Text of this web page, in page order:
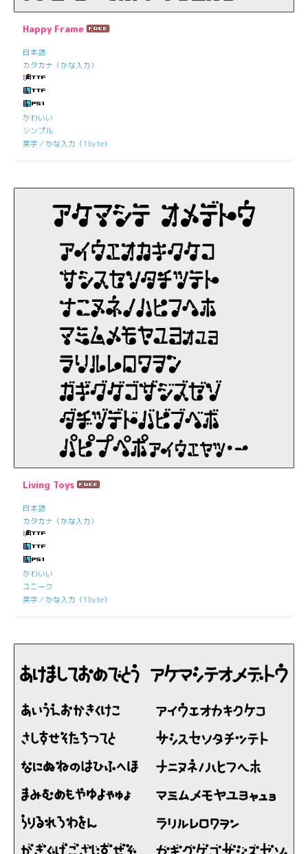
Happy Frame
日本語
カタカナ（かな入力）
かわいい
シンプル
英字／かな入力（1byte）
Living Toys
日本語
カタカナ（かな入力）
かわいい
ユニーク
英字／かな入力（1byte）